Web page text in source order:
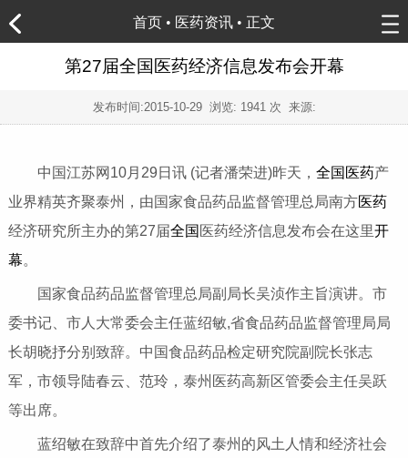
首页 • 医药资讯 • 正文
第27届全国医药经济信息发布会开幕
发布时间:2015-10-29浏览: 1941 次 来源:
中国江苏网10月29日讯 (记者潘荣进)昨天， 全国 医药产
业界精英齐聚泰州，由国家食品药品监督管理总局南方医药
经济研究所主办的第27届全国 医药经济信息发布会在这里开
幕。
国家食品药品监督管理总局副局长吴浈作主旨演讲。市
委书记、市人大常委会主任蓝绍敏,省食品药品监督管理局局
长胡晓抒分别致辞。中国食品药品检定研究院副院长张志
军，市领导陆春云、范玲，泰州医药高新区管委会主任吴跃
等出席。
蓝绍敏在致辞中首先介绍了泰州的风土人情和经济社会